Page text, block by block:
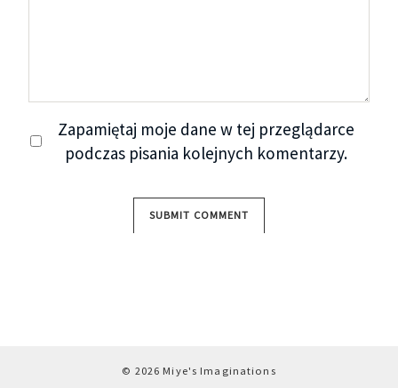
Zapamiętaj moje dane w tej przeglądarce
podczas pisania kolejnych komentarzy.
© 2026 Miye's Imaginations